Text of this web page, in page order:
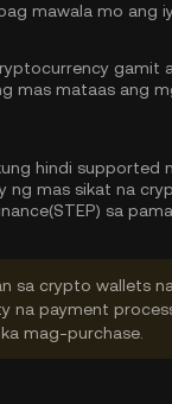
mawala mo ang
gamit
mas mataas ang
hindi supported
ng mas sikat na
sa
sa crypto wallets
na payment
mag-purchase.